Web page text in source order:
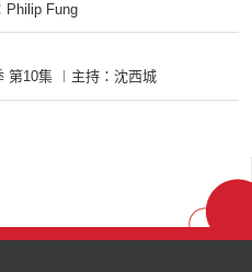
Philip Fung
第10集 ︱主持：沈西城